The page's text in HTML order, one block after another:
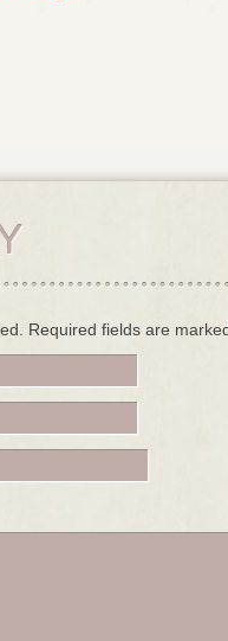
Required fields are